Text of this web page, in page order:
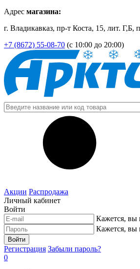
Адрес магазина:
г. Владикавказ, пр-т Коста, 15, лит. Г,Б,
+7 (8672) 55-08-70 (с 10:00 до 20:00)
Акции Распродажа
Личный кабинет
Войти
Кажется, вы
Кажется, вы
Войти
Регистрация Забыли пароль?
0